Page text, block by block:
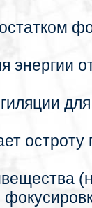
энергии